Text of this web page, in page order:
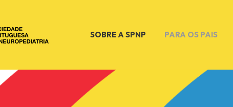
SOBRE A SPNP PARA OS PAIS